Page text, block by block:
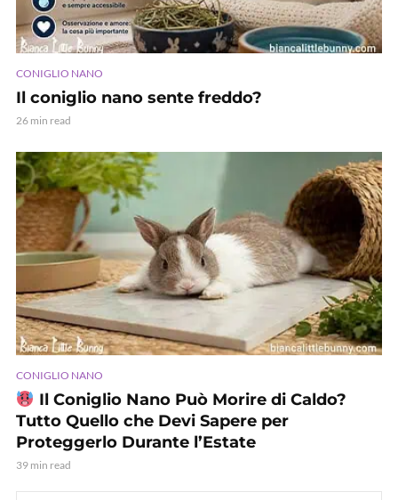
CONIGLIO NANO
Il coniglio nano sente freddo?
26 min read
CONIGLIO NANO
Il Coniglio Nano Può Morire di Caldo?
Tutto Quello che Devi Sapere per
Proteggerlo Durante l’Estate
39 min read